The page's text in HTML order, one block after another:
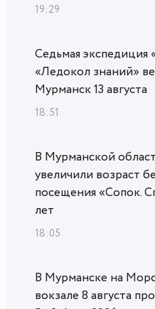
19:29
Седьмая экспедиция
«Ледокол знаний»
Мурманск 13 августа
18:51
В Мурманской
увеличили возраст
посещения «Сопок.
лет
18:05
В Мурманске на
вокзале 8 августа